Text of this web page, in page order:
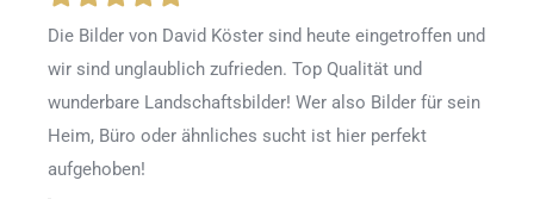
Die Bilder von David Köster sind heute eingetroffen und
wir sind unglaublich zufrieden. Top Qualität und
wunderbare Landschaftsbilder! Wer also Bilder für sein
Heim, Büro oder ähnliches sucht ist hier perfekt
aufgehoben!